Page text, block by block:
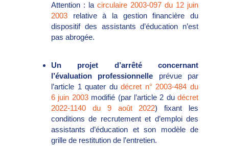
Attention : la circulaire 2003-097 du 12 juin
2003 relative à la gestion financière du
dispositif des assistants d’éducation n’est
pas abrogée.
Un projet d’arrêté concernant
l’évaluation professionnelle prévue par
l’article 1 quater dudécret n° 2003-484 du
6 juin 2003 modifié (par l’article 2 du décret
2022-1140 du 9 août 2022) fixant les
conditions de recrutement et d’emploi des
assistants d’éducation et son modèle de
grille de restitution de l’entretien.